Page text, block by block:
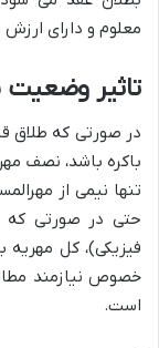
معلوم و دارای ارزش
تاثیر وضعیت
در صورتی که طلاق
باکره باشد، نصف
تنها نیمی از
حتی در صورتی که
فیزیکی)، کل مهریه
خصوص نیازمند
است.